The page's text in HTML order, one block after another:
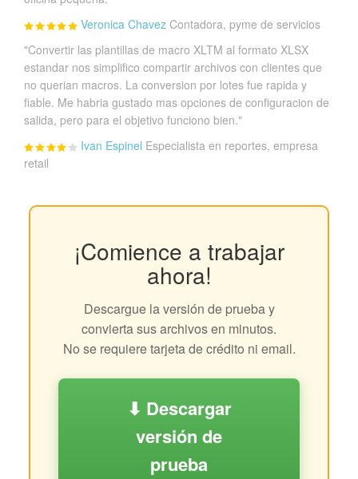
Veronica Chavez Contadora, pyme de servicios
"Convertir las plantillas de macro XLTM al formato XLSX
estandar nos simplifico compartir archivos con clientes que
no querian macros. La conversion por lotes fue rapida y
fiable. Me habria gustado mas opciones de configuracion de
salida, pero para el objetivo funciono bien."
Ivan Espinel Especialista en reportes, empresa
retail
¡Comience a trabajar
ahora!
Descargue la versión de prueba y
convierta sus archivos en minutos.
No se requiere tarjeta de crédito ni email.
⬇ Descargar
versión de
prueba